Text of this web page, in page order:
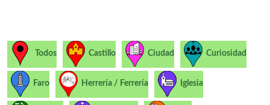
Todos Castillo Ciudad Curiosidad
Faro Herrería / Ferrería Iglesia